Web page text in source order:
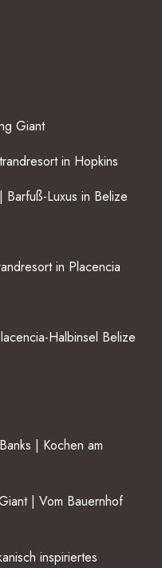
Giant
in Hopkins
Luxus in Belize
in Placencia
Halbinsel Belize
| Kochen am
| Vom Bauernhof
inspiriertes